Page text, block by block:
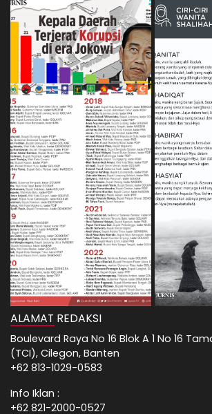
ALAMAT REDAKSI
Boulevard Raya No 16 Blok A 1 No 16
(TCI), Cilegon, Banten
+62 813-1029-0583
Info Iklan :
+62 821-2000-0527